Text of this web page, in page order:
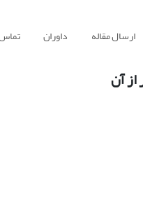
ارسال مقاله داوران تماس
آن